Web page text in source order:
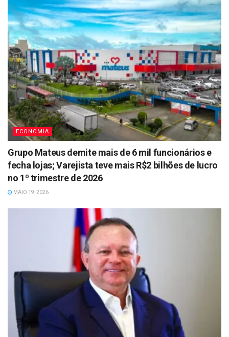
ECONOMIA
Grupo Mateus demite mais de 6 mil funcionários e
fecha lojas; Varejista teve mais R$2 bilhões de lucro
no 1º trimestre de 2026
MAIO 19, 2026